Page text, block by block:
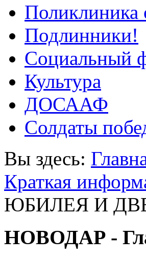
Поликлиника
Подлинники!
Социальный
Культура
ДОСААФ
Солдаты
Вы здесь:
Краткая
ЮБИЛЕЯ И ДВЕ
НОВОДАР -